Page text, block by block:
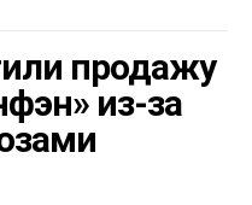
продажу
из-за